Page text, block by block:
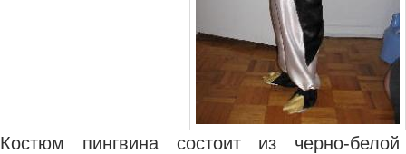
Костюм пингвина состоит из черно-